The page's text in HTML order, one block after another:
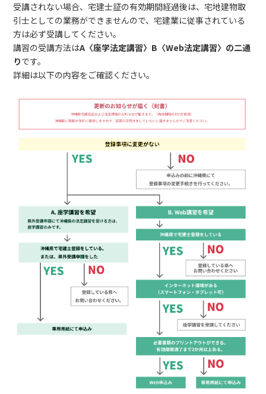
受講されない場合、宅建士証の有効期間経過後は、宅地建物取
引士としての業務ができませんので、宅建業に従事されている
方は必ず受講してください。
講習の受講方法はA〈座学法定講習〉B〈Web法定講習〉の二通
りです。
詳細は以下の内容をご確認ください。